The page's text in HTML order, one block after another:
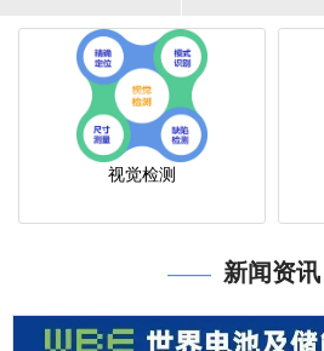
视觉检测
—— 新闻资讯